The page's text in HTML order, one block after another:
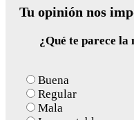
Tu opinión nos
¿Qué te parece la
Buena
Regular
Mala